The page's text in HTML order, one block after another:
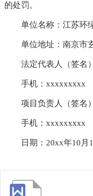
的处罚。
单位名称：江苏环
单位地址：南京市
法定代表人（签名
手机：xxxxxxxxx
项目负责人（签名
手机：xxxxxxxxx
日期：20xx年10月